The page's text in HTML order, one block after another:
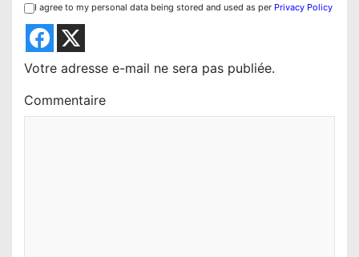
I agree to my personal data being stored and used as per Privacy Policy
Votre adresse e-mail ne sera pas publiée.
Commentaire